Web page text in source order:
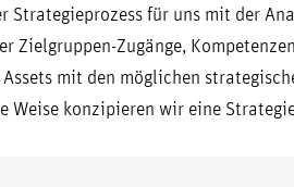
Strategieprozess für uns mit der
Zielgruppen-Zugänge,
mit den möglichen
Weise konzipieren wir eine